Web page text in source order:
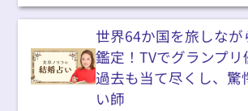
世界64か国を旅しなが
鑑定！TVでグランプリ
過去も当て尽くし、驚
い師